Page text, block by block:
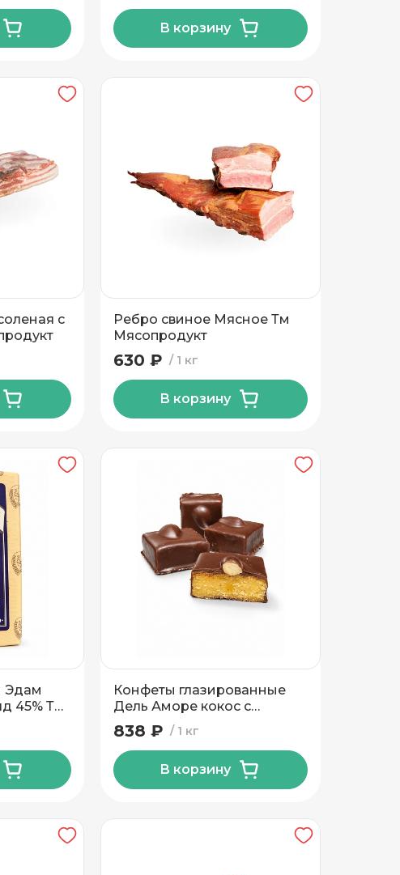
В корзину
с
Ребро свиное Мясное Тм
Мясопродукт
1 кг
630 ₽
В корзину
Эдам
45% ТМ
Конфеты глазированные
Дель Аморе кокос с
миндалем ТМ Сладкая
идея 1 кг 1 кг
838 ₽
В корзину